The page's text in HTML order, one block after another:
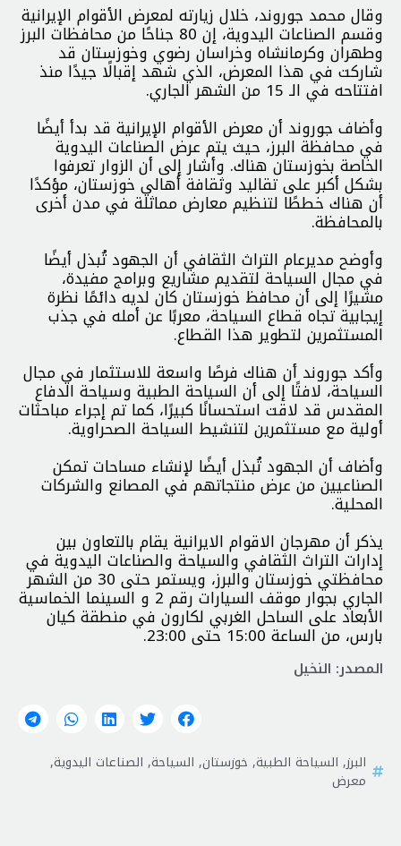
وقال محمد جوروند، خلال زيارته لمعرض الأقوام الإيرانية
وقسم الصناعات اليدوية، إن 80 جناحًا من محافظات البرز
وطهران وكرمانشاه وخراسان رضوي وخوزستان قد
شاركت في هذا المعرض، الذي شهد إقبالًا جيدًا منذ
افتتاحه في الـ 15 من الشهر الجاري.
وأضاف جوروند أن معرض الأقوام الإيرانية قد بدأ أيضًا
في محافظة البرز، حيث يتم عرض الصناعات اليدوية
الخاصة بخوزستان هناك. وأشار إلى أن الزوار تعرفوا
بشكل أكبر على تقاليد وثقافة أهالي خوزستان، مؤكدًا
أن هناك خططًا لتنظيم معارض مماثلة في مدن أخرى
بالمحافظة.
وأوضح مديرعام التراث الثقافي أن الجهود تُبذل أيضًا
في مجال السياحة لتقديم مشاريع وبرامج مفيدة،
مشيرًا إلى أن محافظ خوزستان كان لديه دائمًا نظرة
إيجابية تجاه قطاع السياحة، معربًا عن أمله في جذب
المستثمرين لتطوير هذا القطاع.
وأكد جوروند أن هناك فرصًا واسعة للاستثمار في مجال
السياحة، لافتًا إلى أن السياحة الطبیة وسياحة الدفاع
المقدس قد لاقت استحسانًا كبيرًا، كما تم إجراء مباحثات
أولية مع مستثمرين لتنشيط السياحة الصحراوية.
وأضاف أن الجهود تُبذل أيضًا لإنشاء مساحات تمكن
الصناعيين من عرض منتجاتهم في المصانع والشركات
المحلية.
يذكر أن مهرجان الاقوام الایرانیة يقام بالتعاون بين
إدارات التراث الثقافي والسياحة والصناعات اليدوية في
محافظتي خوزستان والبرز، ويستمر حتى 30 من الشهر
الجاري بجوار موقف السيارات رقم 2 و السينما الخماسية
الأبعاد على الساحل الغربي لکارون في منطقة كيان
بارس، من الساعة 15:00 حتى 23:00.
المصدر: النخيل
البرز, السياحة الطبية, خوزستان, السياحة, الصناعات اليدوية,
معرض